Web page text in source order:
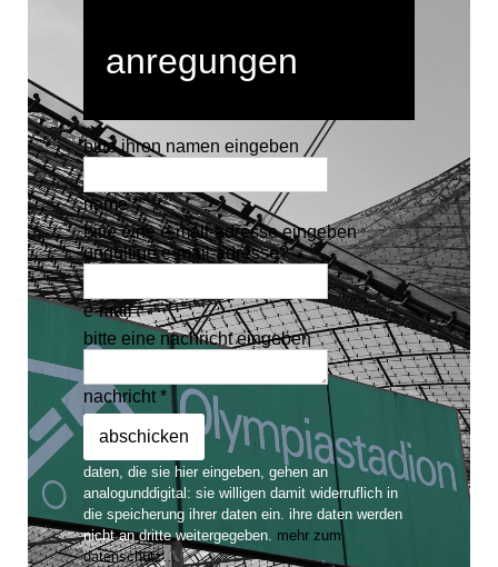
anregungen
bitte ihren namen eingeben
name *
bitte eine e-mail-adresse eingeben
ungültige e-mail-adresse?
e-mail *
bitte eine nachricht eingeben
nachricht *
daten, die sie hier eingeben, gehen an
analogunddigital: sie willigen damit widerruflich in
die speicherung ihrer daten ein. ihre daten werden
nicht an dritte weitergegeben. mehr zum
datenschutz…